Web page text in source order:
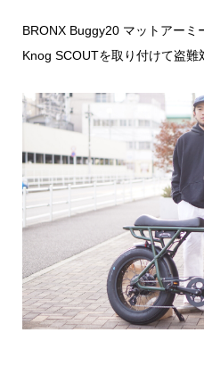
BRONX Buggy20 マットアーミ
Knog SCOUTを取り付けて盗難